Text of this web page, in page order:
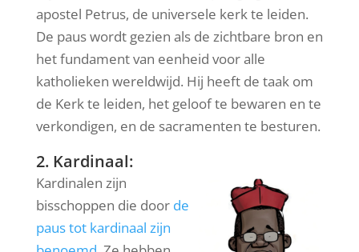
apostel Petrus, de universele kerk te leiden.
De paus wordt gezien als de zichtbare bron en
het fundament van eenheid voor alle
katholieken wereldwijd. Hij heeft de taak om
de Kerk te leiden, het geloof te bewaren en te
verkondigen, en de sacramenten te besturen.
2. Kardinaal:
Kardinalen zijn
bisschoppen die door de
paus tot kardinaal zijn